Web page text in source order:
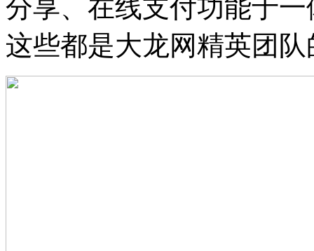
分享、在线支付功能于
这些都是大龙网精英团